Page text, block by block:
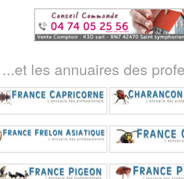
...et les annuaires des